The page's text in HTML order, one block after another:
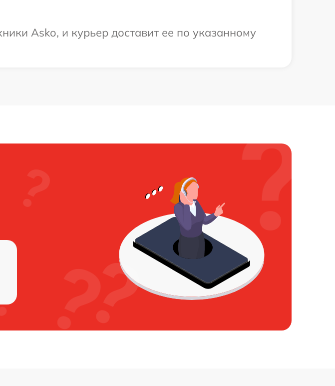
Asko, и курьер доставит ее по указанному